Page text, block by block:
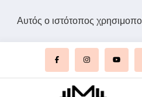
Αυτός ο ιστότοπος